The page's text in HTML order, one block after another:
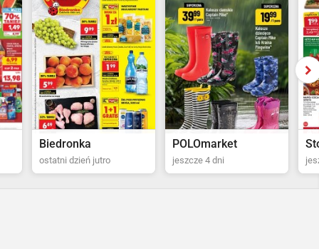
POLOmarket
jeszcze 4 dni jeszcze 5 dni